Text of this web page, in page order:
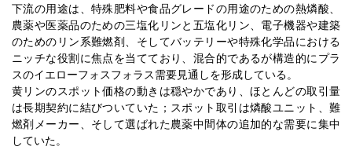
下流の用途は、特殊肥料や食品グレードの用途のための熱燐酸、
農薬や医薬品のための三塩化リンと五塩化リン、電子機器や建築
のためのリン系難燃剤、そしてバッテリーや特殊化学品における
ニッチな役割に焦点を当てており、混合的であるが構造的にプラ
スのイエローフォスフォラス需要見通しを形成している。
黄リンのスポット価格の動きは穏やかであり、ほとんどの取引量
は長期契約に結びついていた；スポット取引は燐酸ユニット、難
燃剤メーカー、そして選ばれた農薬中間体の追加的な需要に集中
していた。